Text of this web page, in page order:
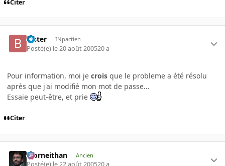
Citer
Bister INpactien
Posté(e) le 20 août 200520 a
Pour information, moi je crois que le probleme a été résolu
après que j'ai modifié mon mot de passe...
Essaie peut-être, et prie
Citer
Morneithan Ancien